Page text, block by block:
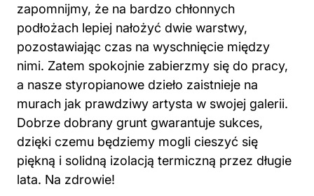
zapomnijmy, że na bardzo chłonnych
podłożach lepiej nałożyć dwie warstwy,
pozostawiając czas na wyschnięcie między
nimi. Zatem spokojnie zabierzmy się do pracy,
a nasze styropianowe dzieło zaistnieje na
murach jak prawdziwy artysta w swojej galerii.
Dobrze dobrany grunt gwarantuje sukces,
dzięki czemu będziemy mogli cieszyć się
piękną i solidną izolacją termiczną przez długie
lata. Na zdrowie!